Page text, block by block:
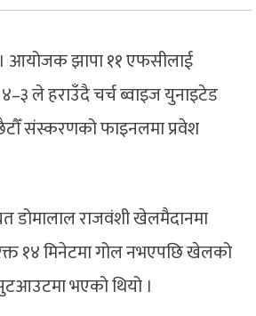
। आयोजक झापा ११ एफसीलाई
ले हराउँदै चर्च ब्वाइज युनाइटेड
संस्करणको फाइनलमा प्रवेश
डोमालाल राजवंशी खेलमैदानमा
१४ मिनेटमा गोल नभएपछि खेलको
भएको थियो ।